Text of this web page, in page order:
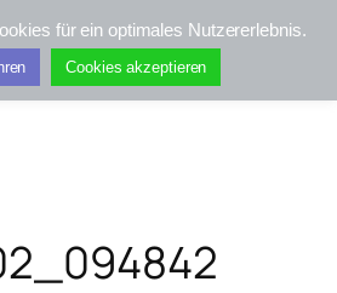
für ein optimales Nutzererlebnis.
Cookies akzeptieren